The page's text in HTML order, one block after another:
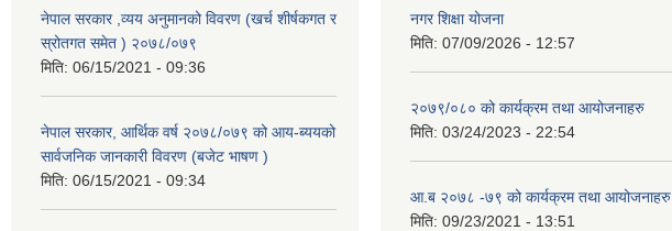
नेपाल सरकार ,व्यय अनुमानको विवरण (खर्च शीर्षकगत र
स्रोतगत समेत ) २०७८/०७९
मिति: 06/15/2021 - 09:36
नेपाल सरकार, आर्थिक वर्ष २०७८/०७९ को आय-ब्ययको
सार्वजनिक जानकारी विवरण (बजेट भाषण )
मिति: 06/15/2021 - 09:34
नगर शिक्षा योजना
मिति: 07/09/2026 - 12:57
२०७९/०८० को कार्यक्रम तथा आयोजनाहरु
मिति: 03/24/2023 - 22:54
आ.ब २०७८ -७९ को कार्यक्रम तथा आयोजनाहरु
मिति: 09/23/2021 - 13:51